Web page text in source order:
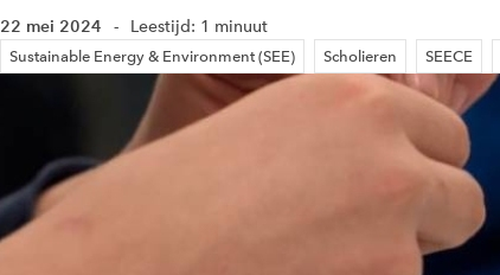
22 mei 2024 Leestijd: 1 minuut
Sustainable Energy & Environment (SEE) Scholieren SEECE